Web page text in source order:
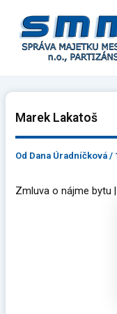
obsah
Marek Lakatoš
Od Dana Úradníčková/
Zmluva o nájme bytu